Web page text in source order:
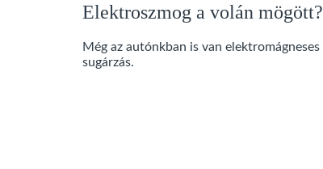
Elektroszmog a volán mögött?
Még az autónkban is van elektromágneses
sugárzás.